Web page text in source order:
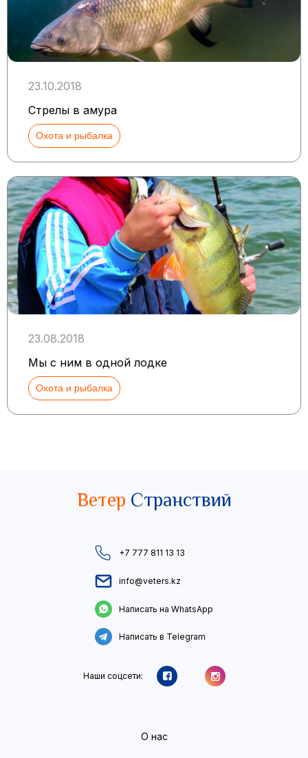
23.10.2018
Стрелы в амура
Охота и рыбалка
23.08.2018
Мы с ним в одной лодке
Охота и рыбалка
Ветер Странствий
+7 777 811 13 13
info@veters.kz
Написать на WhatsApp
Написать в Telegram
Наши соцсети:
О нас